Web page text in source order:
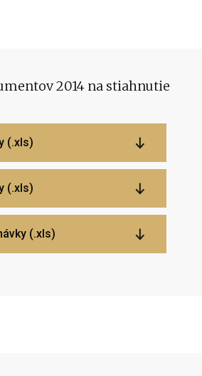
2014 na stiahnutie
(.xls)
(.xls)
(.xls)